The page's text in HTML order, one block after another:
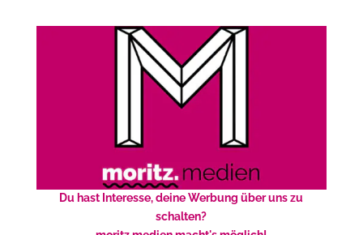
Du hast Interesse, deine Werbung über uns zu
schalten?